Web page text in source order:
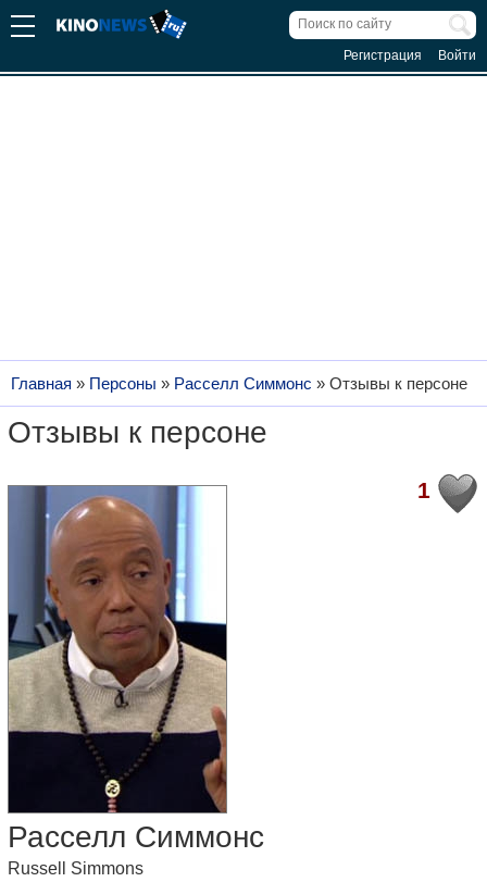
Регистрация Войти
Главная » Персоны » Расселл Симмонс » Отзывы к персоне
Отзывы к персоне
1
Расселл Симмонс
Russell Simmons